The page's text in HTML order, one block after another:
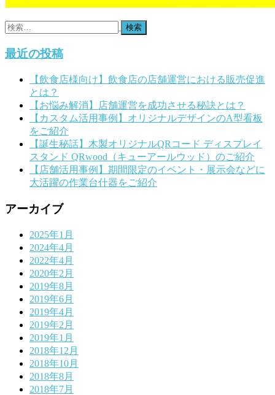
検
最近の投稿
【飲食店様向け】飲食店の店舗運営における販売促進
とは？
【お悩み解消】店舗運営を成功させる秘訣とは？
【カスタム活用事例】オリジナルデザインのA型看板
をご紹介
【誕生秘話】木製オリジナルQRコード ディスプレイ
スタンド QRwood（キューアールウッド）のご紹介
【店舗活用事例】期間限定のイベント・展示会などに
大活躍の作業台什器をご紹介
アーカイブ
2025年1月
2024年4月
2022年4月
2020年2月
2019年8月
2019年6月
2019年4月
2019年2月
2019年1月
2018年12月
2018年10月
2018年8月
2018年7月